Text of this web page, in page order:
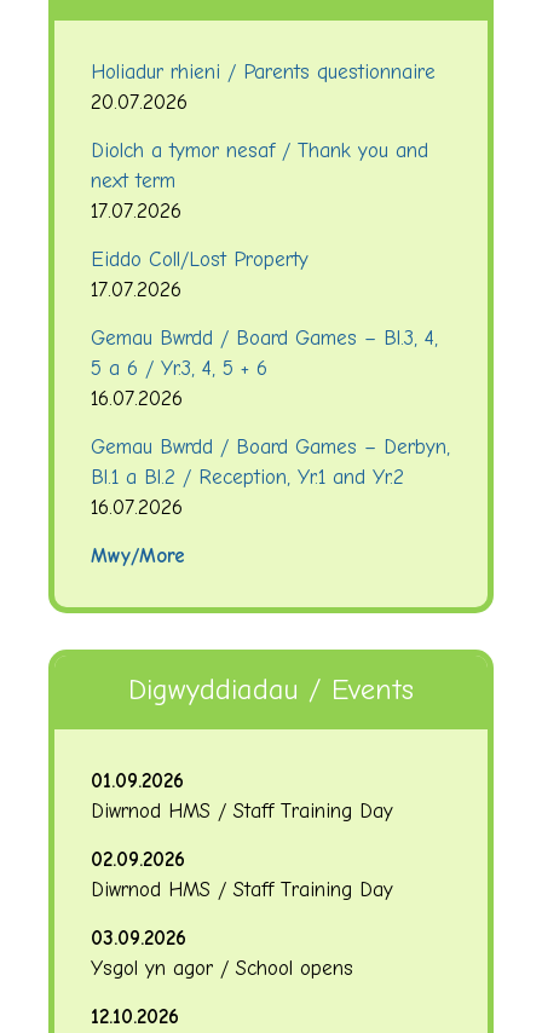
Holiadur rhieni / Parents questionnaire
20.07.2026
Diolch a tymor nesaf / Thank you and
next term
17.07.2026
Eiddo Coll/Lost Property
17.07.2026
Gemau Bwrdd / Board Games – Bl.3, 4,
5 a 6 / Yr.3, 4, 5 + 6
16.07.2026
Gemau Bwrdd / Board Games – Derbyn,
Bl.1 a Bl.2 / Reception, Yr.1 and Yr.2
16.07.2026
Mwy/More
Digwyddiadau / Events
01.09.2026
Diwrnod HMS / Staff Training Day
02.09.2026
Diwrnod HMS / Staff Training Day
03.09.2026
Ysgol yn agor / School opens
12.10.2026